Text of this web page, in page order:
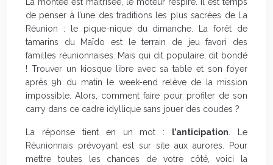
de penser à l’une des traditions les plus sacrées de La
Réunion : le pique-nique du dimanche. La forêt de
tamarins du Maïdo est le terrain de jeu favori des
familles réunionnaises. Mais qui dit populaire, dit bondé
! Trouver un kiosque libre avec sa table et son foyer
après 9h du matin le week-end relève de la mission
impossible. Alors, comment faire pour profiter de son
carry dans ce cadre idyllique sans jouer des coudes ?
La réponse tient en un mot : l’anticipation . Le
Réunionnais prévoyant est sur site aux aurores. Pour
mettre toutes les chances de votre côté, voici la